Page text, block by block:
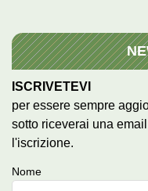
ISCRIVETEVI
per essere sempre
sotto riceverai una
l'iscrizione.
Nome